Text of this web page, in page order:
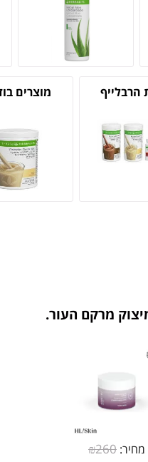
הרבלייף מוצרים
מרקם העור.
מחיר: ₪260